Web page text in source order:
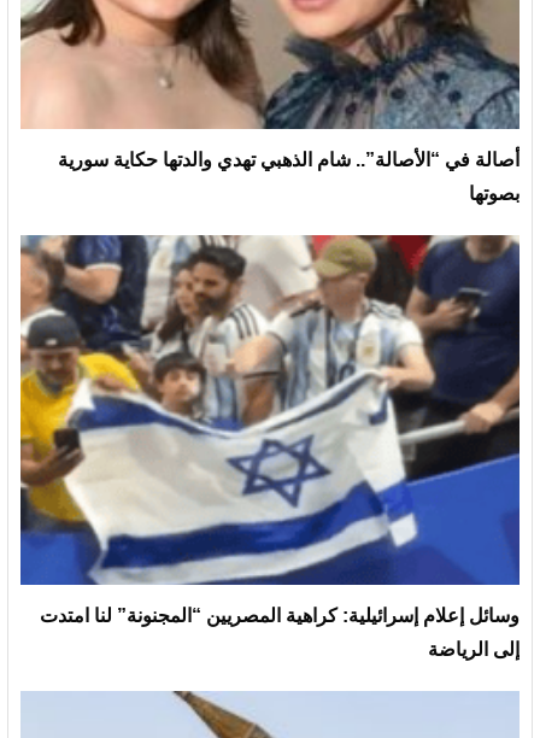
أصالة في “الأصالة”.. شام الذهبي تهدي والدتها حكاية سورية
بصوتها
وسائل إعلام إسرائيلية: كراهية المصريين “المجنونة” لنا امتدت
إلى الرياضة